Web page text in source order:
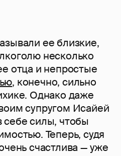
ее близкие,
несколько
отца и непростые
, конечно, сильно
Однако даже
супругом Исайей
себе силы, чтобы
Теперь, судя
счастлива — уже